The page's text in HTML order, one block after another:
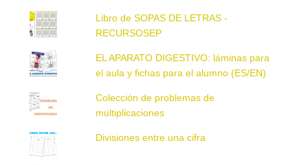
Libro de SOPAS DE LETRAS -
RECURSOSEP
EL APARATO DIGESTIVO: láminas para
el aula y fichas para el alumno (ES/EN)
Colección de problemas de
multiplicaciones
Divisiones entre una cifra